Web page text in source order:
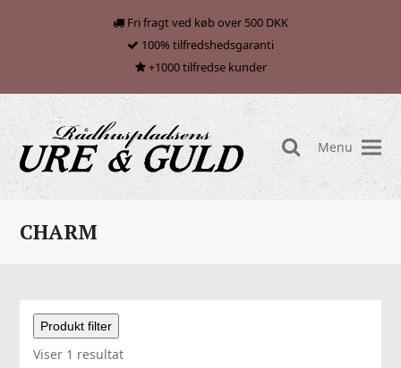
Fri fragt ved køb over 500 DKK
100% tilfredshedsgaranti
+1000 tilfredse kunder
search
Menu
CHARM
Produkt filter
Viser 1 resultat